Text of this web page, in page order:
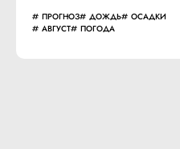
ПРОГНОЗ ДОЖДЬ
ОСАДКИ
АВГУСТ
ПОГОДА